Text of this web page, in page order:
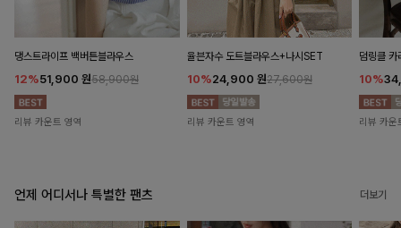
댕스트라이프 백버튼블라우스
12%51,900 원58,900원
리뷰 카운트 영역
율븐자수 도트블라우스+나시SET
10%24,900 원27,600원
리뷰 카운트 영역
덤링클 카
10%
리뷰 카운
언제 어디서나 특별한 팬츠 더보기